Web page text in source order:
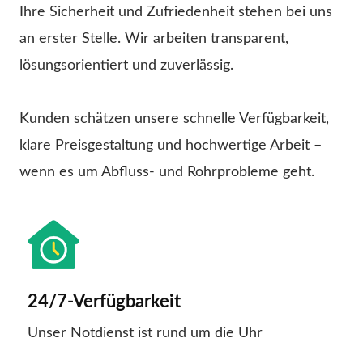
Ihre Sicherheit und Zufriedenheit stehen bei uns
an erster Stelle. Wir arbeiten transparent,
lösungsorientiert und zuverlässig.
Kunden schätzen unsere schnelle Verfügbarkeit,
klare Preisgestaltung und hochwertige Arbeit –
wenn es um Abfluss- und Rohrprobleme geht.
24/7-Verfügbarkeit
Unser Notdienst ist rund um die Uhr